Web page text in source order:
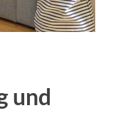
und